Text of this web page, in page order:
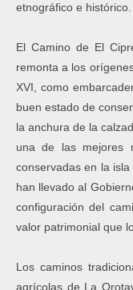
etnográfico e histórico.
El Camino de El
remonta a los
XVI, como
buen estado de
la anchura de la
una de las mejores
conservadas en la
han llevado al
configuración del
valor patrimonial que
Los caminos
agrícolas de La